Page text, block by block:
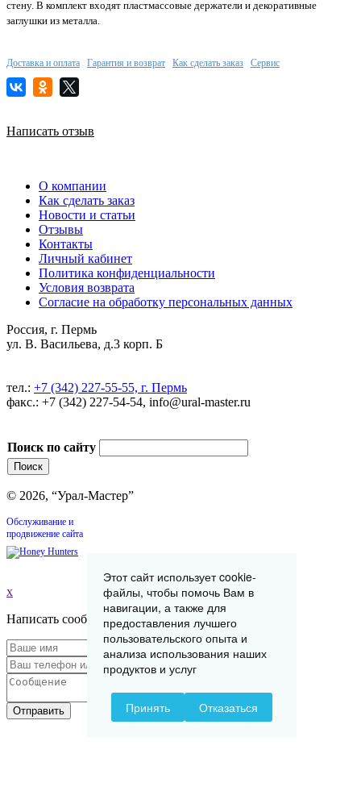
стену. В комплект входят пластмассовые держатели и декоративные
заглушки из металла.
Доставка и оплата Гарантия и возврат Как сделать заказ Сервис
Написать отзыв
О компании
Как сделать заказ
Новости и статьи
Отзывы
Контакты
Личный кабинет
Политика конфиденциальности
Условия возврата
Согласие на обработку персональных данных
Россия, г. Пермь
ул. В. Васильева, д.3 корп. Б
тел.: +7 (342) 227-55-55, г. Пермь
факс.: +7 (342) 227-54-54, info@ural-master.ru
Поиск по сайту
© 2026, “Урал-Мастер”
Обслуживание и
продвижение сайта
x
Написать сообщение
Отправить
Этот сайт использует cookie-
файлы, чтобы помочь Вам в
навигации, а также для
предоставления лучшего
пользовательского опыта и
анализа использования наших
продуктов и услуг
Принять Отказаться